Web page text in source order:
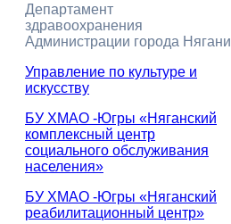
Департамент
здравоохранения
Администрации города Нягани
Управление по культуре и
искусству
БУ ХМАО -Югры «Няганский
комплексный центр
социального обслуживания
населения»
БУ ХМАО -Югры «Няганский
реабилитационный центр»